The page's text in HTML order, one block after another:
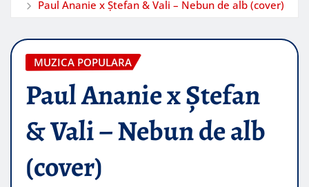
Paul Ananie x Ștefan & Vali – Nebun de alb (cover)
MUZICA POPULARA
Paul Ananie x Ștefan
& Vali – Nebun de alb
(cover)